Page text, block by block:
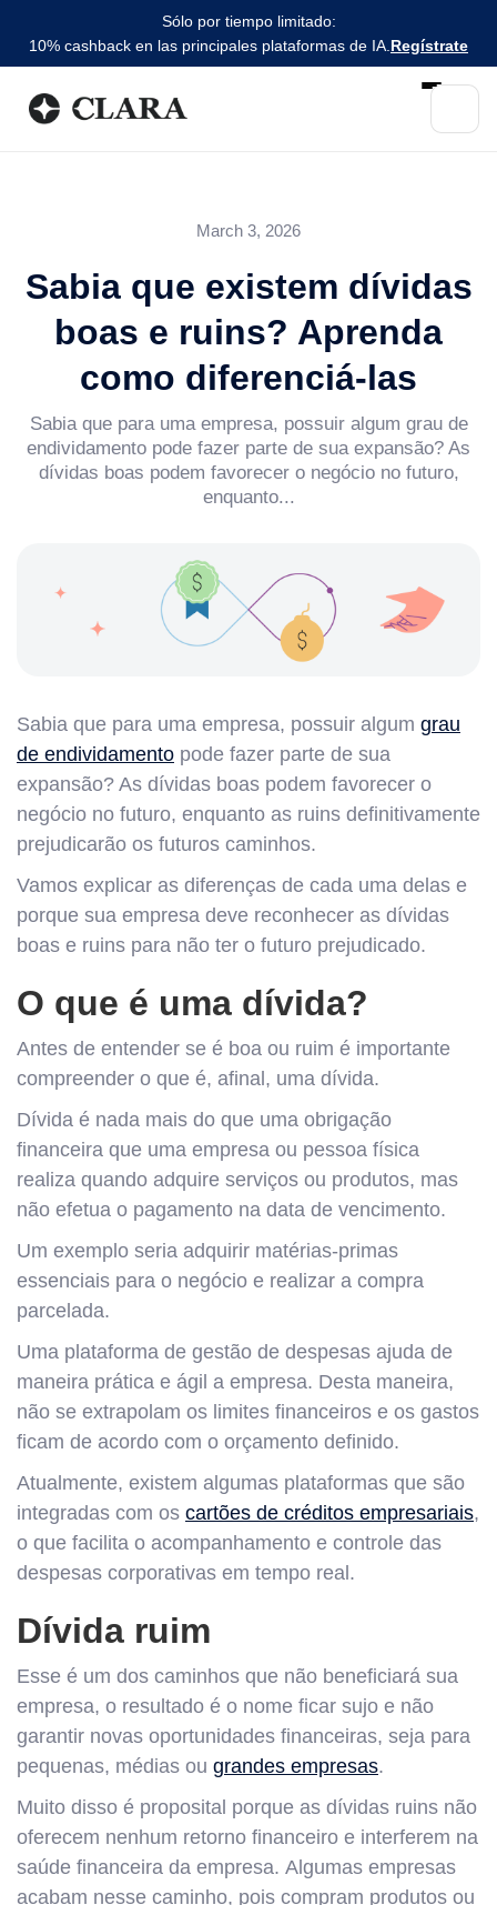
Sólo por tiempo limitado:
10% cashback en las principales plataformas de IA. Regístrate
March 3, 2026
Sabia que existem dívidas
boas e ruins? Aprenda
como diferenciá-las
Sabia que para uma empresa, possuir algum grau de
endividamento pode fazer parte de sua expansão? As
dívidas boas podem favorecer o negócio no futuro,
enquanto...
Sabia que para uma empresa, possuir algum grau
de endividamento pode fazer parte de sua
expansão? As dívidas boas podem favorecer o
negócio no futuro, enquanto as ruins definitivamente
prejudicarão os futuros caminhos.
Vamos explicar as diferenças de cada uma delas e
porque sua empresa deve reconhecer as dívidas
boas e ruins para não ter o futuro prejudicado.
O que é uma dívida?
Antes de entender se é boa ou ruim é importante
compreender o que é, afinal, uma dívida.
Dívida é nada mais do que uma obrigação
financeira que uma empresa ou pessoa física
realiza quando adquire serviços ou produtos, mas
não efetua o pagamento na data de vencimento.
Um exemplo seria adquirir matérias-primas
essenciais para o negócio e realizar a compra
parcelada.
Uma plataforma de gestão de despesas ajuda de
maneira prática e ágil a empresa. Desta maneira,
não se extrapolam os limites financeiros e os gastos
ficam de acordo com o orçamento definido.
Atualmente, existem algumas plataformas que são
integradas com os cartões de créditos empresariais,
o que facilita o acompanhamento e controle das
despesas corporativas em tempo real.
Dívida ruim
Esse é um dos caminhos que não beneficiará sua
empresa, o resultado é o nome ficar sujo e não
garantir novas oportunidades financeiras, seja para
pequenas, médias ou grandes empresas.
Muito disso é proposital porque as dívidas ruins não
oferecem nenhum retorno financeiro e interferem na
saúde financeira da empresa. Algumas empresas
acabam nesse caminho, pois compram produtos ou